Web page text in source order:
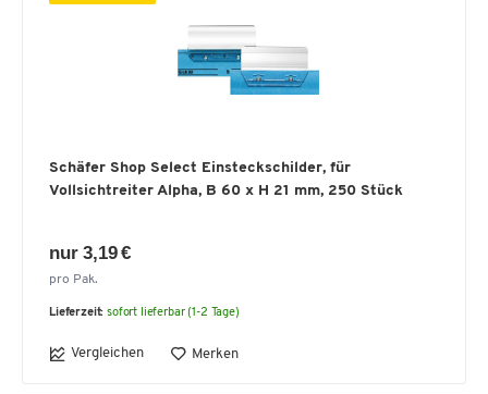
Schäfer Shop Select Einsteckschilder, für
Vollsichtreiter Alpha, B 60 x H 21 mm, 250 Stück
nur 3,19 €
pro Pak.
Lieferzeit: sofort lieferbar (1-2 Tage)
Vergleichen Merken